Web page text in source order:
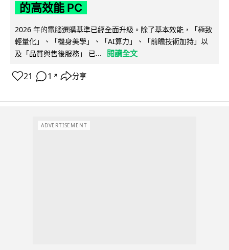
的高效能 PC
2026 年的電腦選購基準已經全面升級。除了基本效能，「極致
輕量化」、「機身美學」、「AI算力」、「前瞻技術加持」以
及「品質與售後服務」 已...
閱讀全文
21 1 ↗ 分享
ADVERTISEMENT